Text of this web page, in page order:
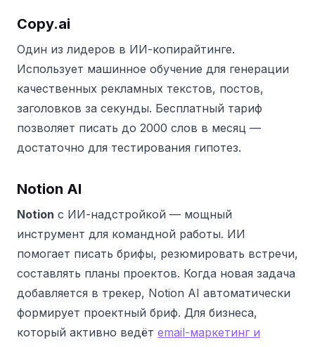
Copy.ai
Один из лидеров в ИИ-копирайтинге.
Использует машинное обучение для генерации
качественных рекламных текстов, постов,
заголовков за секунды. Бесплатный тариф
позволяет писать до 2000 слов в месяц —
достаточно для тестирования гипотез.
Notion AI
Notion с ИИ-надстройкой — мощный
инструмент для командной работы. ИИ
помогает писать брифы, резюмировать встречи,
составлять планы проектов. Когда новая задача
добавляется в трекер, Notion AI автоматически
формирует проектный бриф. Для бизнеса,
который активно ведёт email-маркетинг и